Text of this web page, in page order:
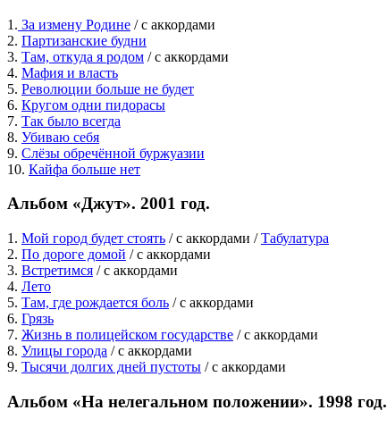
1. За измену Родине / с аккордами
2. Партизанские будни
3. Там, откуда я родом / c аккордами
4. Мафия и власть
5. Революции больше не будет
6. Кругом одни пидорасы
7. Так было всегда
8. Убиваю себя
9. Слёзы обречённой буржуазии
10. Кайфа больше нет
Альбом «Джут». 2001 год.
1. Мой город будет стоять / с аккордами /Табулатура
2. По дороге домой / с аккордами
3. Встретимся / с аккордами
4. Лето
5. Там, где рождается боль / с аккордами
6. Грязь
7. Жизнь в полицейском государстве / с аккордами
8. Улицы города / с аккордами
9. Тысячи долгих дней пустоты / с аккордами
Альбом «На нелегальном положении». 1998 год.